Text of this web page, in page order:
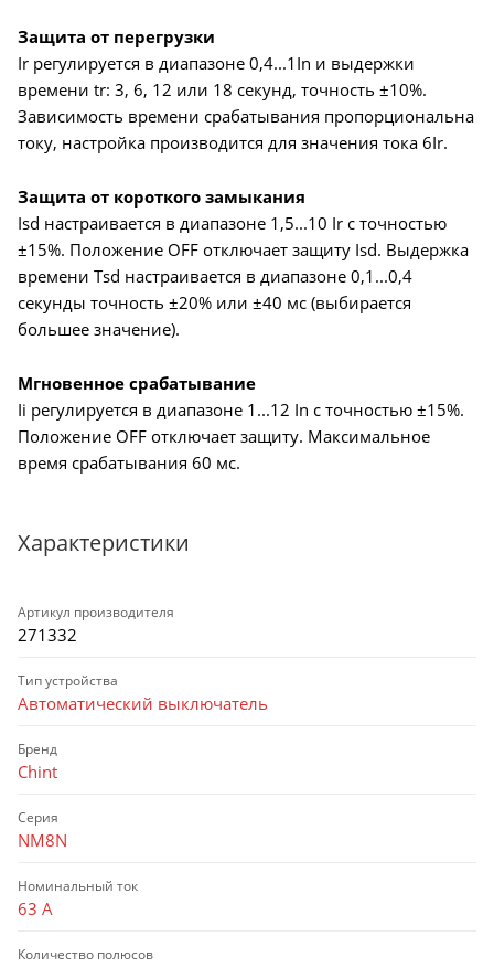
Защита от перегрузки
Ir регулируется в диапазоне 0,4...1In и выдержки
времени tr: 3, 6, 12 или 18 секунд, точность ±10%.
Зависимость времени срабатывания пропорциональна
току, настройка производится для значения тока 6Ir.
Защита от короткого замыкания
Isd настраивается в диапазоне 1,5...10 Ir с точностью
±15%. Положение OFF отключает защиту Isd. Выдержка
времени Tsd настраивается в диапазоне 0,1...0,4
секунды точность ±20% или ±40 мс (выбирается
большее значение).
Мгновенное срабатывание
Ii регулируется в диапазоне 1...12 In с точностью ±15%.
Положение OFF отключает защиту. Максимальное
время срабатывания 60 мс.
Характеристики
Артикул производителя
271332
Тип устройства
Автоматический выключатель
Бренд
Chint
Серия
NM8N
Номинальный ток
63 А
Количество полюсов